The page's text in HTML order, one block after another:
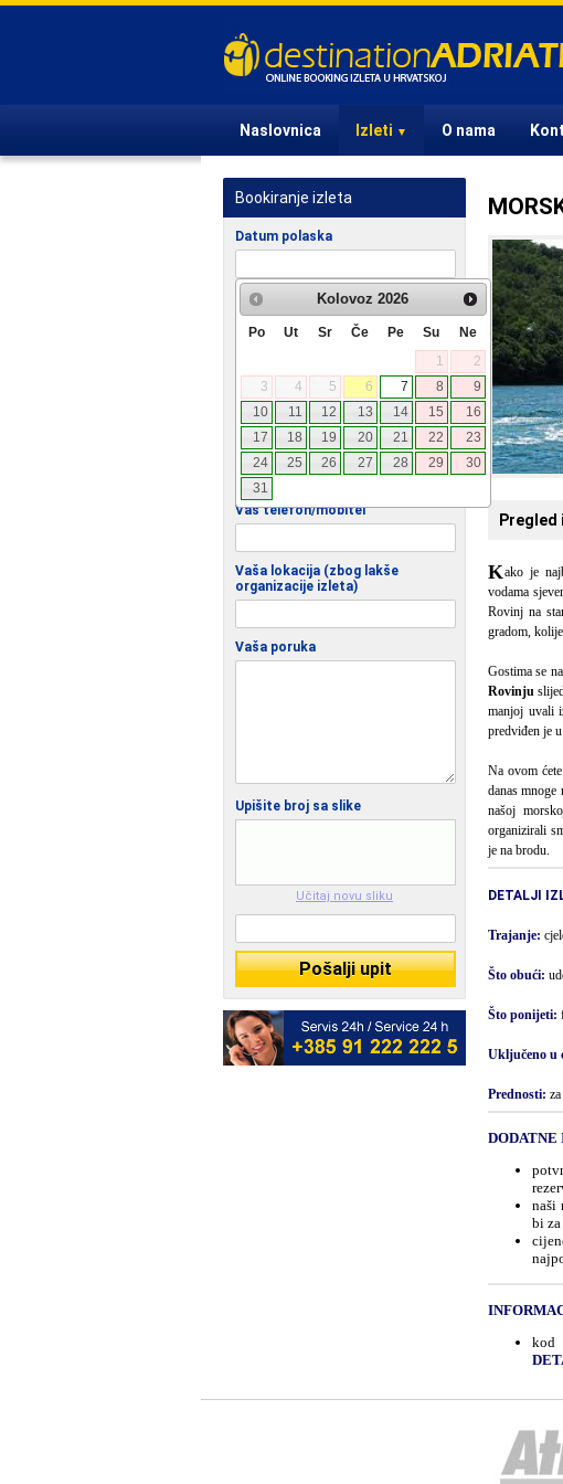
Naslovnica Izleti ▼ O nama
Bookiranje izleta
Datum polaska
Putnici
Odrasli
Bebe
Vaša e-mail adresa
Vaš telefon/mobitel
Vaša lokacija (zbog lakše
organizacije izleta)
Vaša poruka
Upišite broj sa slike
Učitaj novu sliku
Pošalji upit
Pregled
Kako je
vodama
Rovinj na
gradom,
Gostima se
Rovinju
manjoj uvali
predviđen je
Na ovom
danas
našoj
organizirali
je na brodu.
DETALJI
Trajanje:
Što obući:
Što ponijeti:
Uključeno u
Prednosti:
naši
bi
kod
Kolovoz 2026
Po Ut Sr Če Pe Su
Ne
1
2
3
4 5 6 7 8
9
10
11 12 13 14 15
16
17
18 19 20 21 22
23
24
25 26 27 28 29
30
31